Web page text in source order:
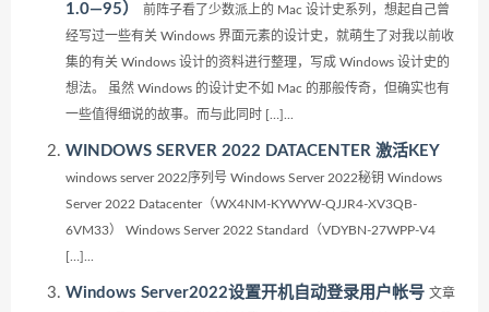
1.0—95）
前阵子看了少数派上的 Mac 设计史系列，想起自己曾
经写过一些有关 Windows 界面元素的设计史，就萌生了对我以前收
集的有关 Windows 设计的资料进行整理，写成 Windows 设计史的
想法。 虽然 Windows 的设计史不如 Mac 的那般传奇，但确实也有
一些值得细说的故事。而与此同时 […]...
WINDOWS SERVER 2022 DATACENTER 激活KEY
windows server 2022序列号 Windows Server 2022秘钥 Windows
Server 2022 Datacenter（WX4NM-KYWYW-QJJR4-XV3QB-
6VM33） Windows Server 2022 Standard（VDYBN-27WPP-V4
[…]...
Windows Server2022设置开机自动登录用户帐号 文章